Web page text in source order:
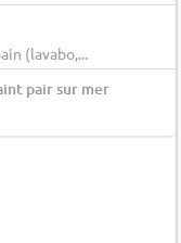
(lavabo,...
pair sur mer